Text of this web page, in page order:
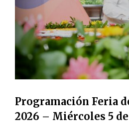
Programación Feria
2026 – Miércoles 5